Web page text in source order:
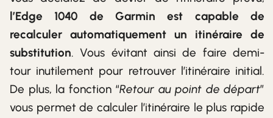
l’Edge 1040 de Garmin est capable de
recalculer automatiquement un itinéraire de
substitution. Vous évitant ainsi de faire demi-
tour inutilement pour retrouver l’itinéraire initial.
De plus, la fonction “Retour au point de départ”
vous permet de calculer l’itinéraire le plus rapide